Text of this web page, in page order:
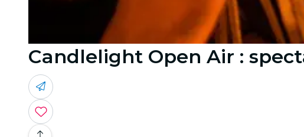
Candlelight Open Air :